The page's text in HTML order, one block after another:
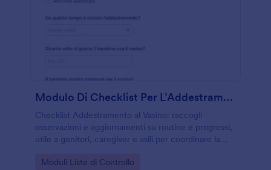
Modulo Di Checklist Per L’Addestramento Al Vasino
Checklist Addestramento al Vasino: raccogli
osservazioni e aggiornamenti su routine e progressi,
utile a genitori, caregiver e asili per coordinare la
Go to Category:
Moduli Liste di Controllo